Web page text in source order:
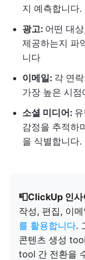
지 예측합니다.
광고: 어떤 대
제공하는지 파
니다
이메일: 각 연
가장 높은 시
소셜 미디어:
감정을 추적하
을 식별합니다.
📮ClickUp 인사
작성, 편집, 이메
를 활용합니다.
콘텐츠 생성
tool 간 전환을